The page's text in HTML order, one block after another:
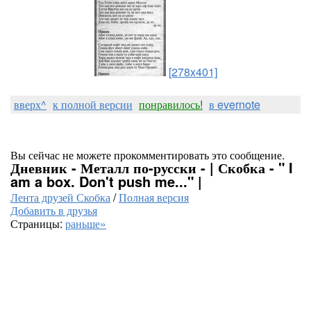
[278x401]
вверх^ к полной версии понравилось! в evernote
Вы сейчас не можете прокомментировать это сообщение.
Дневник - Металл по-русски - | Скобка - " I
am a box. Don't push me..." |
Лента друзей Скобка/Полная версия
Добавить в друзья
Страницы: раньше»